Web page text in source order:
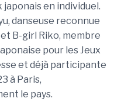
en individuel.
danseuse reconnue
B-girl Riko, membre
pour les Jeux
et déjà participante
à Paris,
le pays.